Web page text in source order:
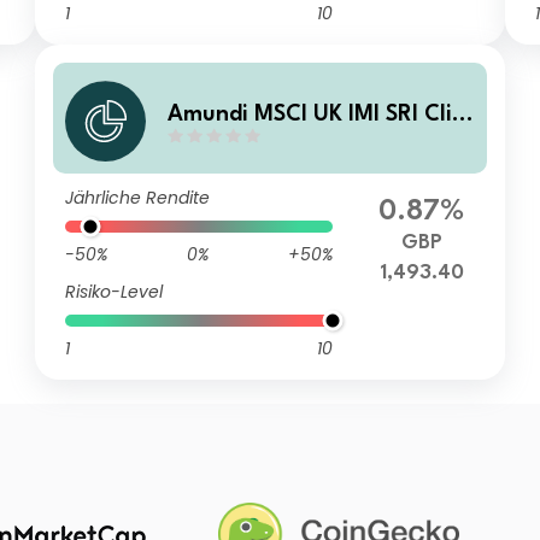
1 10 1
Amundi MSCI UK IMI SRI Clim
Jährliche Rendite
-50% 0%
+50%
Risiko-Level
1 10
0.87%
GBP
1,493.40